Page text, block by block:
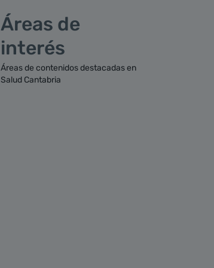
Áreas de
interés
Áreas de contenidos destacadas en
Salud Cantabria